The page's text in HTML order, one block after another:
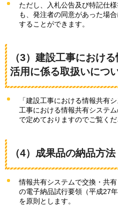
ただし、入札公告及び特記仕
も、発注者の同意があった場
することができます。
（3）建設工事におけ
活用に係る取扱いにつ
「建設工事における情報共有
工事における情報共有システ
で定めておりますのでご覧くだ
（4）成果品の納品方法
情報共有システムで交換・共
の電子納品試行要領（平成27
を原則とします。